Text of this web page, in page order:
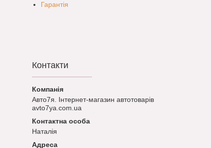
Гарантія
Контакти
Авто7я. Інтернет-магазин автотоварів
avto7ya.com.ua
Наталія